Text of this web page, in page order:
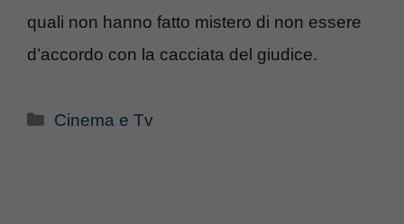
quali non hanno fatto mistero di non essere
d’accordo con la cacciata del giudice.
Categorie
Cinema e Tv